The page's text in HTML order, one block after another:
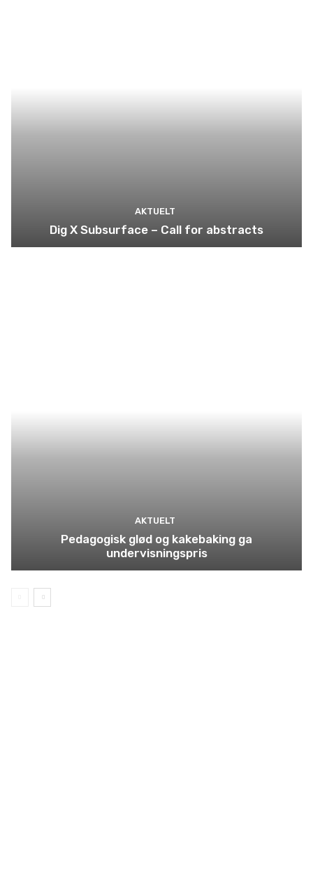
AKTUELT
Dig X Subsurface – Call for abstracts
AKTUELT
Pedagogisk glød og kakebaking ga
undervisningspris